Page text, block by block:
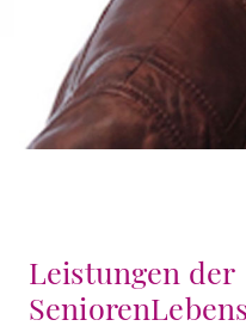
Leistungen der